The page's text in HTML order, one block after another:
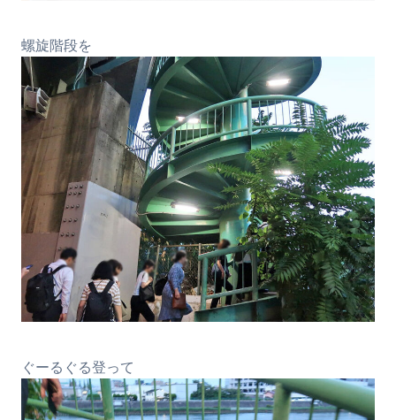
螺旋階段を
ぐーるぐる登って